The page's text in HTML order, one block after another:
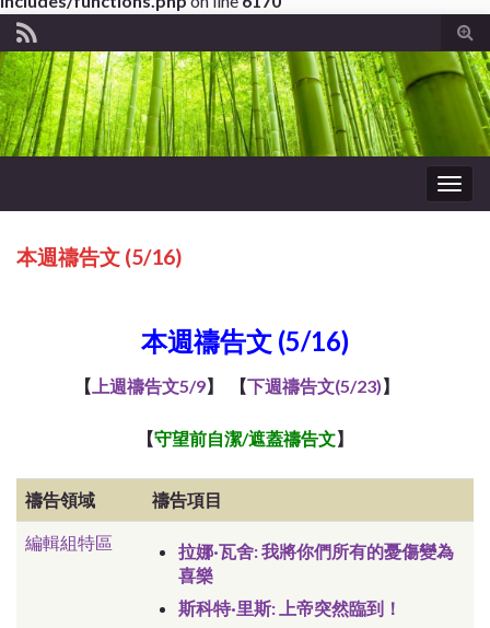
本週禱告文 (5/16)
本週禱告文 (5/16)
【 上週禱告文5/9】 【下週禱告文(5/23)】
【守望前自潔/遮蓋禱告文】
禱告領域 禱告項目
編輯組特區
拉娜·瓦舍: 我將你們所有的憂傷變為
喜樂
斯科特·里斯: 上帝突然臨到！